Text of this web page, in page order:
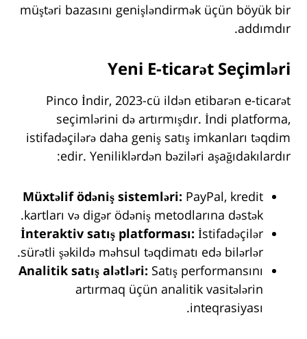
müştəri bazasını genişləndirmək üçün böyük bir
addımdır.
Yeni E-ticarət Seçimləri
Pinco İndir, 2023-cü ildən etibarən e-ticarət
seçimlərini də artırmışdır. İndi platforma,
istifadəçilərə daha geniş satış imkanları təqdim
edir. Yeniliklərdən bəziləri aşağıdakılardır:
Müxtəlif ödəniş sistemləri: PayPal, kredit
kartları və digər ödəniş metodlarına dəstək.
İnteraktiv satış platforması: İstifadəçilər
sürətli şəkildə məhsul təqdimatı edə bilərlər.
Analitik satış alətləri: Satış performansını
artırmaq üçün analitik vasitələrin
inteqrasiyası.